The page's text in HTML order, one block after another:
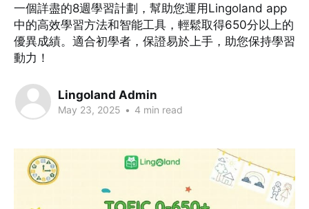
一個詳盡的8週學習計劃，幫助您運用Lingoland app
中的高效學習方法和智能工具，輕鬆取得650分以上的
優異成績。適合初學者，保證易於上手，助您保持學習
動力！
Lingoland Admin
May 23, 2025 • 4 min read